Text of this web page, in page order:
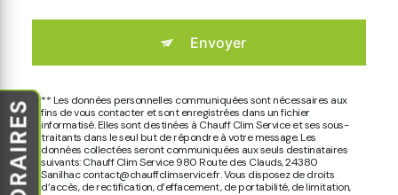
HORAIRES
Envoyer
** Les données personnelles communiquées sont nécessaires aux
fins de vous contacter et sont enregistrées dans un fichier
informatisé. Elles sont destinées à Chauff Clim Service et ses sous-
traitants dans le seul but de répondre à votre message. Les
données collectées seront communiquées aux seuls destinataires
suivants: Chauff Clim Service 980 Route des Clauds, 24380
Sanilhac contact@chauffclimservice.fr. Vous disposez de droits
d’accès, de rectification, d’effacement, de portabilité, de limitation,